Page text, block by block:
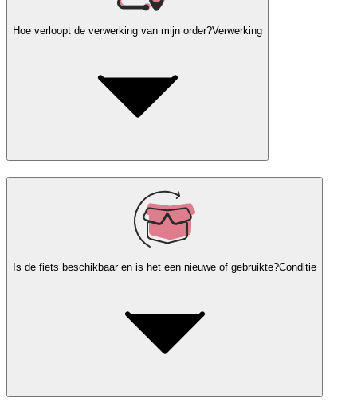
Hoe verloopt de verwerking van mijn order?Verwerking
Is de fiets beschikbaar en is het een nieuwe of gebruikte?Conditie